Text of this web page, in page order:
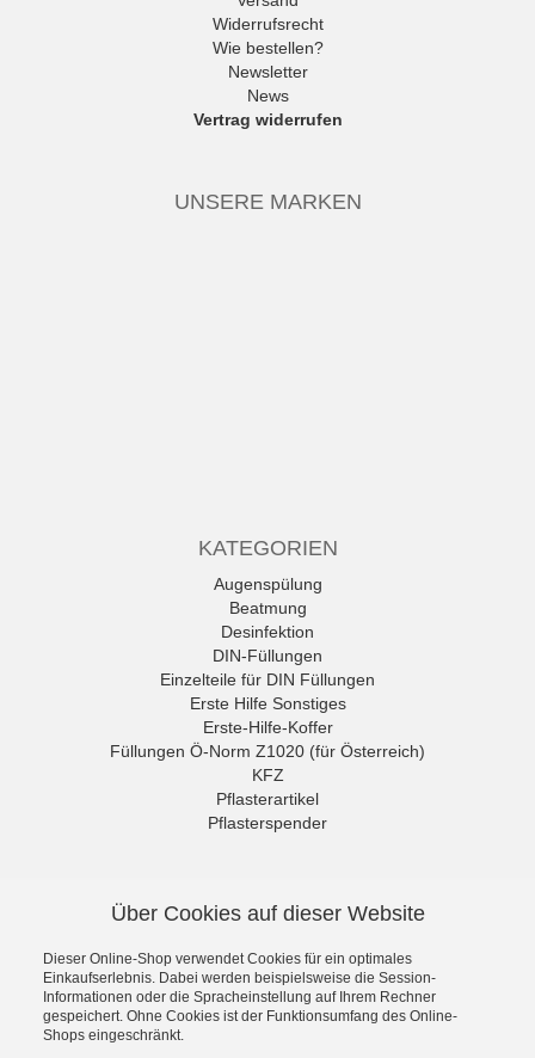
Widerrufsrecht
Wie bestellen?
Newsletter
News
Vertrag widerrufen
UNSERE MARKEN
KATEGORIEN
Augenspülung
Beatmung
Desinfektion
DIN-Füllungen
Einzelteile für DIN Füllungen
Erste Hilfe Sonstiges
Erste-Hilfe-Koffer
Füllungen Ö-Norm Z1020 (für Österreich)
KFZ
Pflasterartikel
Pflasterspender
Untersuchungshandschuhe
Verbandschränke
Wundreinigung
Ihr nichts mehr verpasst.
Newsletter
Über Cookies auf dieser Website
Dieser Online-Shop verwendet Cookies für ein optimales
Einkaufserlebnis. Dabei werden beispielsweise die Session-
Informationen oder die Spracheinstellung auf Ihrem Rechner
gespeichert. Ohne Cookies ist der Funktionsumfang des Online-
Shops eingeschränkt.